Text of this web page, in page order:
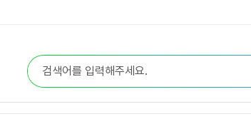
합
검
색